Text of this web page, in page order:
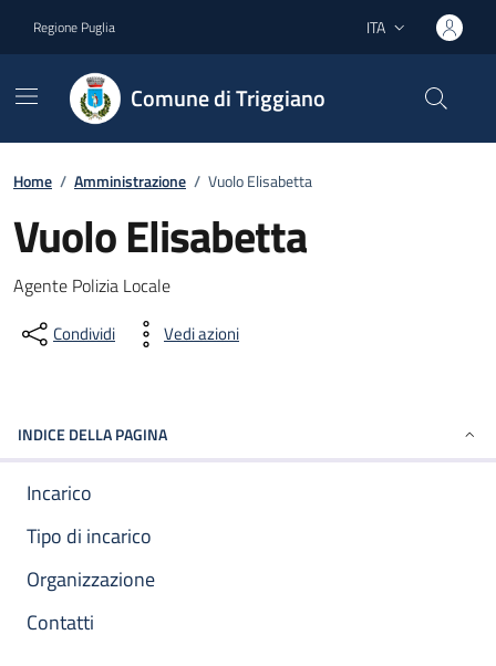
Regione Puglia Lingua attiva:
ITA
Comune di Triggiano
Home / Amministrazione / Vuolo Elisabetta
Vuolo Elisabetta
Dettagli del documento
Agente Polizia Locale
Condividi Vedi azioni
INDICE DELLA PAGINA
Incarico
Tipo di incarico
Organizzazione
Contatti